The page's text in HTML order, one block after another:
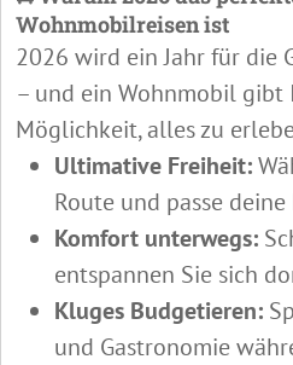
Wohnmobilreisen ist
2026 wird ein Jahr für die
– und ein Wohnmobil gibt
Möglichkeit, alles zu
Ultimative Freiheit:
Route und passe
Komfort unterwegs:
entspannen Sie sich
Kluges Budgetieren:
und Gastronomie